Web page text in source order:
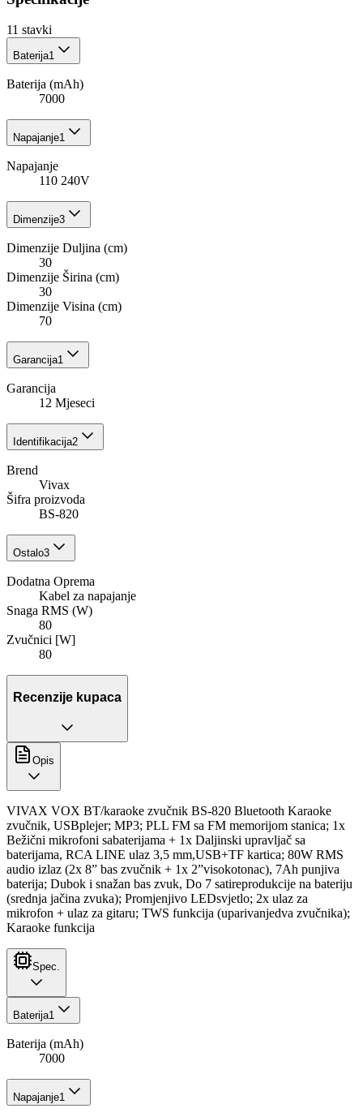
11 stavki
Baterija1
Baterija (mAh)
7000
Napajanje1
Napajanje
110 240V
Dimenzije3
Dimenzije Duljina (cm)
30
Dimenzije Širina (cm)
30
Dimenzije Visina (cm)
70
Garancija1
Garancija
12 Mjeseci
Identifikacija2
Brend
Vivax
Šifra proizvoda
BS-820
Ostalo3
Dodatna Oprema
Kabel za napajanje
Snaga RMS (W)
80
Zvučnici [W]
80
Recenzije kupaca
Opis
VIVAX VOX BT/karaoke zvučnik BS-820 Bluetooth Karaoke
zvučnik, USBplejer; MP3; PLL FM sa FM memorijom stanica; 1x
Bežični mikrofoni sabaterijama + 1x Daljinski upravljač sa
baterijama, RCA LINE ulaz 3,5 mm,USB+TF kartica; 80W RMS
audio izlaz (2x 8” bas zvučnik + 1x 2”visokotonac), 7Ah punjiva
baterija; Dubok i snažan bas zvuk, Do 7 satireprodukcije na bateriju
(srednja jačina zvuka); Promjenjivo LEDsvjetlo; 2x ulaz za
mikrofon + ulaz za gitaru; TWS funkcija (uparivanjedva zvučnika);
Karaoke funkcija
Spec.
Baterija1
Baterija (mAh)
7000
Napajanje1